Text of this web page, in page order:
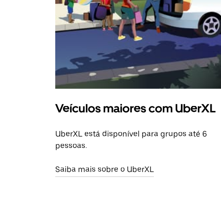
Veículos maiores com UberXL
UberXL está disponível para grupos até 6
pessoas.
Saiba mais sobre o UberXL